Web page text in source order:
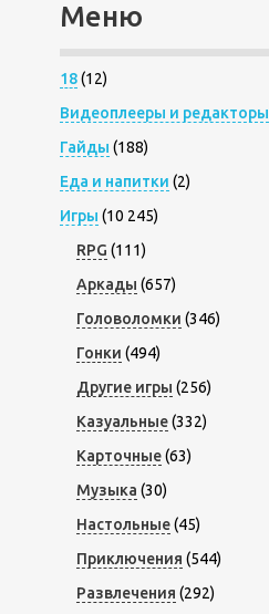
Меню
18(12)
Видеоплееры и редакторы
Гайды (188)
Еда и напитки (2)
Игры (10 245)
RPG (111)
Аркады (657)
Головоломки (346)
Гонки (494)
Другие игры (256)
Казуальные(332)
Карточные(63)
Музыка (30)
Настольные(45)
Приключения (544)
Развлечения (292)